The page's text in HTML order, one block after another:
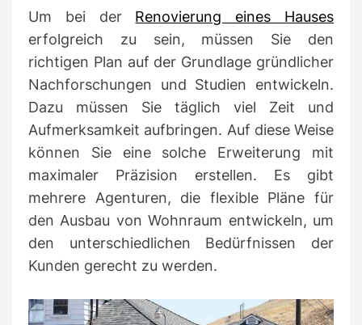
Um bei der Renovierung eines Hauses
erfolgreich zu sein, müssen Sie den
richtigen Plan auf der Grundlage gründlicher
Nachforschungen und Studien entwickeln.
Dazu müssen Sie täglich viel Zeit und
Aufmerksamkeit aufbringen. Auf diese Weise
können Sie eine solche Erweiterung mit
maximaler Präzision erstellen. Es gibt
mehrere Agenturen, die flexible Pläne für
den Ausbau von Wohnraum entwickeln, um
den unterschiedlichen Bedürfnissen der
Kunden gerecht zu werden.